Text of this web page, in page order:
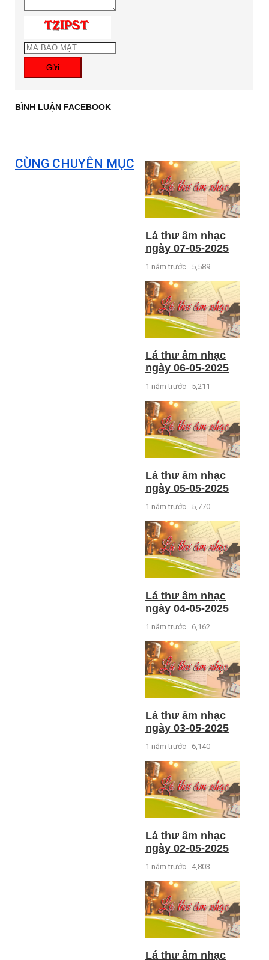
Gửi
BÌNH LUẬN FACEBOOK
CÙNG CHUYÊN MỤC
Lá thư âm nhạc
ngày 07-05-2025
1 năm trước 5,589
Lá thư âm nhạc
ngày 06-05-2025
1 năm trước 5,211
Lá thư âm nhạc
ngày 05-05-2025
1 năm trước 5,770
Lá thư âm nhạc
ngày 04-05-2025
1 năm trước 6,162
Lá thư âm nhạc
ngày 03-05-2025
1 năm trước 6,140
Lá thư âm nhạc
ngày 02-05-2025
1 năm trước 4,803
Lá thư âm nhạc